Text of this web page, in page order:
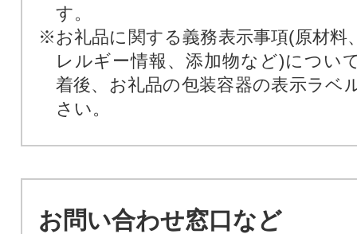
す。
※お礼品に関する義務表示事項(原材料
レルギー情報、添加物など)につい
着後、お礼品の包装容器の表示ラベ
さい。
お問い合わせ窓口など